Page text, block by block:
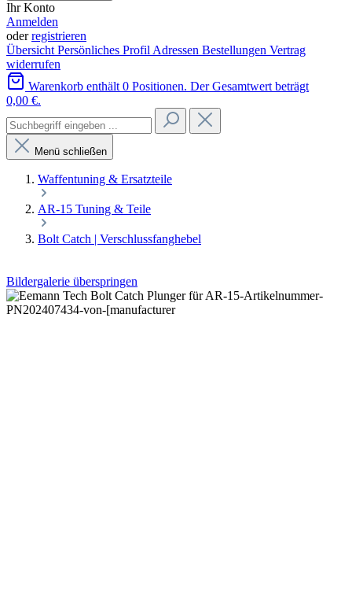
Ihr Konto
Anmelden
oderregistrieren
Übersicht Persönliches Profil Adressen Bestellungen Vertrag
widerrufen
Warenkorb enthält 0 Positionen. Der Gesamtwert beträgt
0,00 €.
Menü schließen
Waffentuning & Ersatzteile
AR-15 Tuning & Teile
Bolt Catch | Verschlussfanghebel
Bildergalerie überspringen